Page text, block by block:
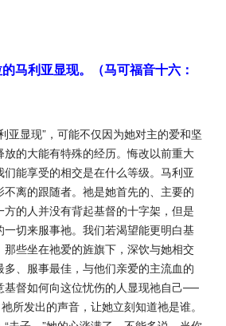
马利亚显现。（马可福音十六：
亚显现”，可能不仅因为她对主的爱和坚
的大能有特殊的经历。悔改以前重大
能享受的相交是在什么等级。马利亚
离的跟随者。祂是她首先的、主要的
方的人并没有背起基督的十字架，但是
切来服事祂。我们若渴望能更明白基
些坐在祂爱的旌旗下，深饮与她相交
、服事最佳，与他们亲爱的主流血的
基督如何向这位忧伤的人显现祂自己──
所发出的声音，让她立刻知道祂是谁。